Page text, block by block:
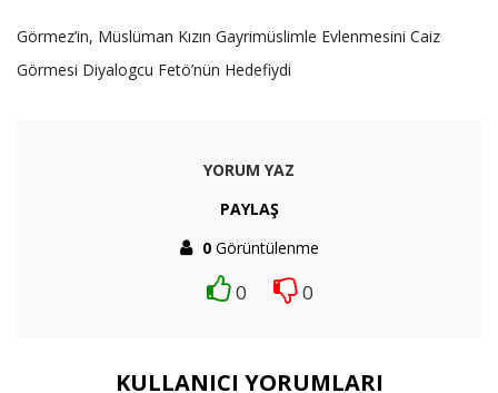
Görmez’in, Müslüman Kızın Gayrimüslimle Evlenmesini Caiz
Görmesi Diyalogcu Fetö’nün Hedefiydi
YORUM YAZ
PAYLAŞ
0Görüntülenme
0 0
KULLANICI YORUMLARI